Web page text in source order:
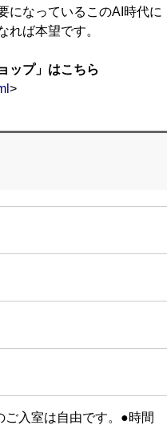
になっているこのAI時代に
れば本望です。
ップ」はこちら
>
入室は自由です。●時間